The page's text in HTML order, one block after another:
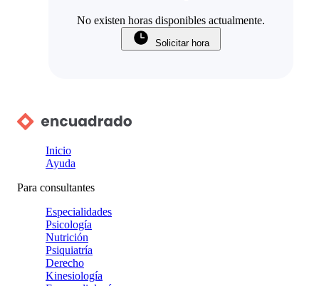
No existen horas disponibles actualmente.
Solicitar hora
Inicio
Ayuda
Para consultantes
Especialidades
Psicología
Nutrición
Psiquiatría
Derecho
Kinesiología